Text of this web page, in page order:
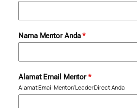
Nama Mentor Anda*
Alamat Email Mentor*
Alamat Email Mentor/Leader Direct Anda